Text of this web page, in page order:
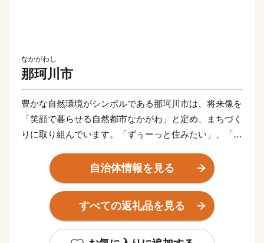
なかがわし
那珂川市
豊かな自然環境がシンボルである那珂川市は、将来像を
「笑顔で暮らせる自然都市なかがわ」と定め、まちづく
りに取り組んでいます。「ずぅーっと住みたい」、「住
かがわ」を築き上げていくためにこれからも全力で取り
組んでいきます。
自治体情報を見る
すべての返礼品を見る